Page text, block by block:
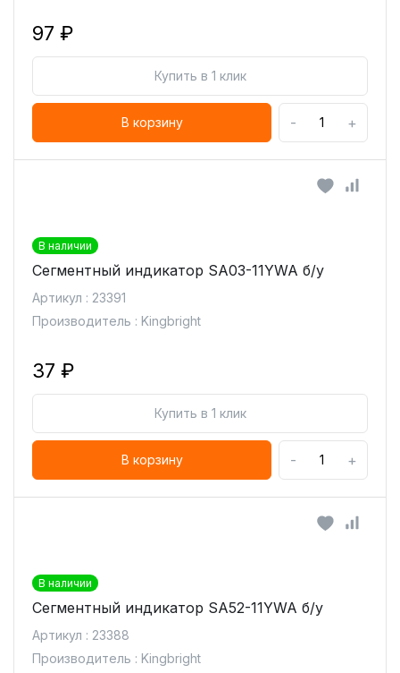
97 ₽
Купить в 1 клик
В корзину - +
В наличии
Сегментный индикатор SA03-11YWA б/у
Артикул : 23391
Производитель : Kingbright
37 ₽
Купить в 1 клик
В корзину - +
В наличии
Сегментный индикатор SA52-11YWA б/у
Артикул : 23388
Производитель : Kingbright